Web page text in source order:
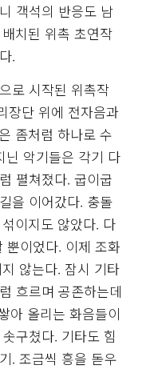
객석의 반응도 남
치된 위촉 초연작
.
로 시작된 위촉작
장단 위에 전자음과
좀처럼 하나로 수
닌 악기들은 각기 다
펼쳐졌다. 굽이굽
을 이어갔다. 충돌
이지도 않았다. 다
뿐이었다. 이제 조화
않는다. 잠시 기타
흐르며 공존하는데
아 올리는 화음들이
구쳤다. 기타도 힘
. 조금씩 흥을 돋우